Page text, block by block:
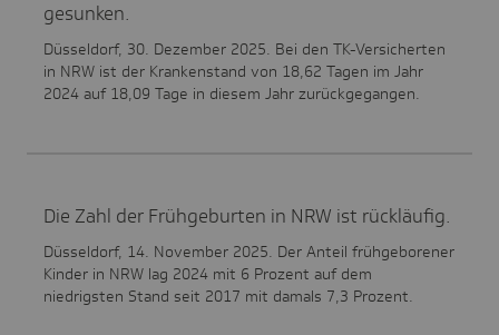
gesunken.
Düsseldorf, 30. Dezember 2025. Bei den TK-Versicherten
in NRW ist der Krankenstand von 18,62 Tagen im Jahr
2024 auf 18,09 Tage in diesem Jahr zurückgegangen.
Die Zahl der Frühgeburten in NRW ist rückläufig.
Düsseldorf, 14. November 2025. Der Anteil frühgeborener
Kinder in NRW lag 2024 mit 6 Prozent auf dem
niedrigsten Stand seit 2017 mit damals 7,3 Prozent.